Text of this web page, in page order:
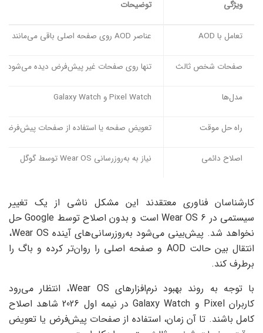
ویژگی توضیحات
تعامل با AOD عناصر AOD روی صفحه اصلی باقی می‌مانند
صفحات شخص ثالث تنها روی صفحات غیر پیش‌فرض دیده می‌شود
مدل‌ها Pixel Watch و Galaxy Watch
راه حل موقت تعویض صفحه یا استفاده از صفحات پیش‌فرض
اصلاح دائمی نیاز به به‌روزرسانی Wear OS توسط گوگل
کارشناسان فناوری معتقدند این مشکل ناشی از یک تغییر
سیستمی در Wear OS 6 است و بدون اصلاح توسط Google حل
نخواهد شد. پیش‌بینی می‌شود به‌روزرسانی‌های آینده Wear OS،
انتقال بین حالت AOD و صفحه اصلی را روان‌تر کرده و باگ را
برطرف کند.
با توجه به روند بهبود نرم‌افزارهای Wear OS، انتظار می‌رود
کاربران Pixel و Galaxy Watch در نیمه اول 2026 شاهد اصلاح
کامل باشند. تا آن زمان، استفاده از صفحات پیش‌فرض یا تعویض